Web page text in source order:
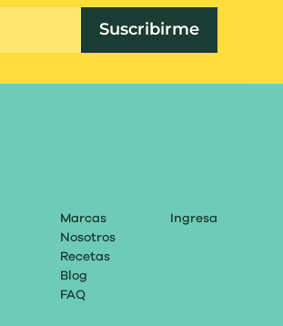
Suscribirme
Marcas
Nosotros
Recetas
Blog
FAQ
Ingresa